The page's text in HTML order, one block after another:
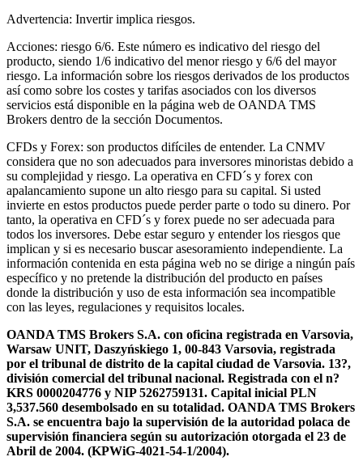
Advertencia: Invertir implica riesgos.
Acciones: riesgo 6/6. Este número es indicativo del riesgo del
producto, siendo 1/6 indicativo del menor riesgo y 6/6 del mayor
riesgo. La información sobre los riesgos derivados de los productos
así como sobre los costes y tarifas asociados con los diversos
servicios está disponible en la página web de OANDA TMS
Brokers dentro de la sección Documentos.
CFDs y Forex: son productos difíciles de entender. La CNMV
considera que no son adecuados para inversores minoristas debido a
su complejidad y riesgo. La operativa en CFD´s y forex con
apalancamiento supone un alto riesgo para su capital. Si usted
invierte en estos productos puede perder parte o todo su dinero. Por
tanto, la operativa en CFD´s y forex puede no ser adecuada para
todos los inversores. Debe estar seguro y entender los riesgos que
implican y si es necesario buscar asesoramiento independiente. La
información contenida en esta página web no se dirige a ningún país
específico y no pretende la distribución del producto en países
donde la distribución y uso de esta información sea incompatible
con las leyes, regulaciones y requisitos locales.
OANDA TMS Brokers S.A. con oficina registrada en Varsovia,
Warsaw UNIT, Daszyńskiego 1, 00-843 Varsovia, registrada
por el tribunal de distrito de la capital ciudad de Varsovia. 13?,
división comercial del tribunal nacional. Registrada con el n?
KRS 0000204776 y NIP 5262759131. Capital inicial PLN
3,537.560 desembolsado en su totalidad. OANDA TMS Brokers
S.A. se encuentra bajo la supervisión de la autoridad polaca de
supervisión financiera según su autorización otorgada el 23 de
Abril de 2004. (KPWiG-4021-54-1/2004).